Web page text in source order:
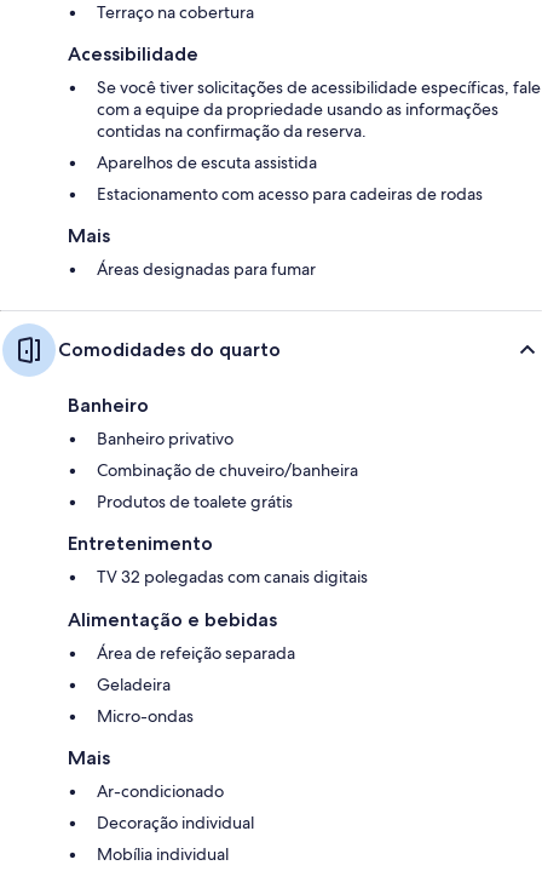
Terraço na cobertura
Acessibilidade
Se você tiver solicitações de acessibilidade específicas, fale
com a equipe da propriedade usando as informações
contidas na confirmação da reserva.
Aparelhos de escuta assistida
Estacionamento com acesso para cadeiras de rodas
Mais
Áreas designadas para fumar
Comodidades do quarto
Banheiro
Banheiro privativo
Combinação de chuveiro/banheira
Produtos de toalete grátis
Entretenimento
TV 32 polegadas com canais digitais
Alimentação e bebidas
Área de refeição separada
Geladeira
Micro-ondas
Mais
Ar-condicionado
Decoração individual
Mobília individual